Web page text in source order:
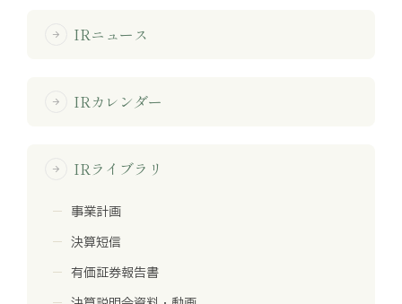
arrow_forward IRニュース
arrow_forward IRカレンダー
arrow_forward IRライブラリ
事業計画
決算短信
有価証券報告書